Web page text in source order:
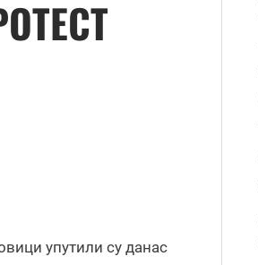
упутили су данас